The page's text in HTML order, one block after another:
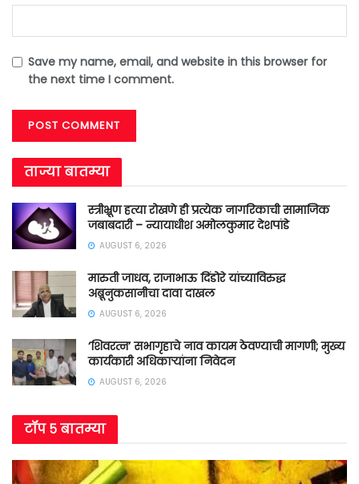
Save my name, email, and website in this browser for
the next time I comment.
ताज्या बातम्या
स्त्रीभ्रूण हत्या रोखणे ही प्रत्येक नागरिकाची सामाजिक
जबाबदारी – न्यायाधीश अमोलकुमार देशपांडे
AUGUST 6, 2026
मारुती जाधव, राजाभाऊ दिंडोरे यांच्याविरुद्ध
अब्रूनुकसानीचा दावा दाखल
AUGUST 6, 2026
‘शिवरत्न’ सभागृहाचे नाव कायम ठेवण्याची मागणी; मुख्य
कार्यकारी अधिकाऱ्यांना निवेदन
AUGUST 6, 2026
टॉप ५ बातम्या